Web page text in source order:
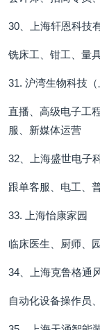
30、上海轩恩科技
铣床工、钳工、量
31. 沪湾生物科技
直播、高级电子工
服、新媒体运营
32、上海盛世电子
跟单客服、电工、
33. 上海怡康家园
临床医生、厨师、
34、上海克鲁格通
自动化设备操作员